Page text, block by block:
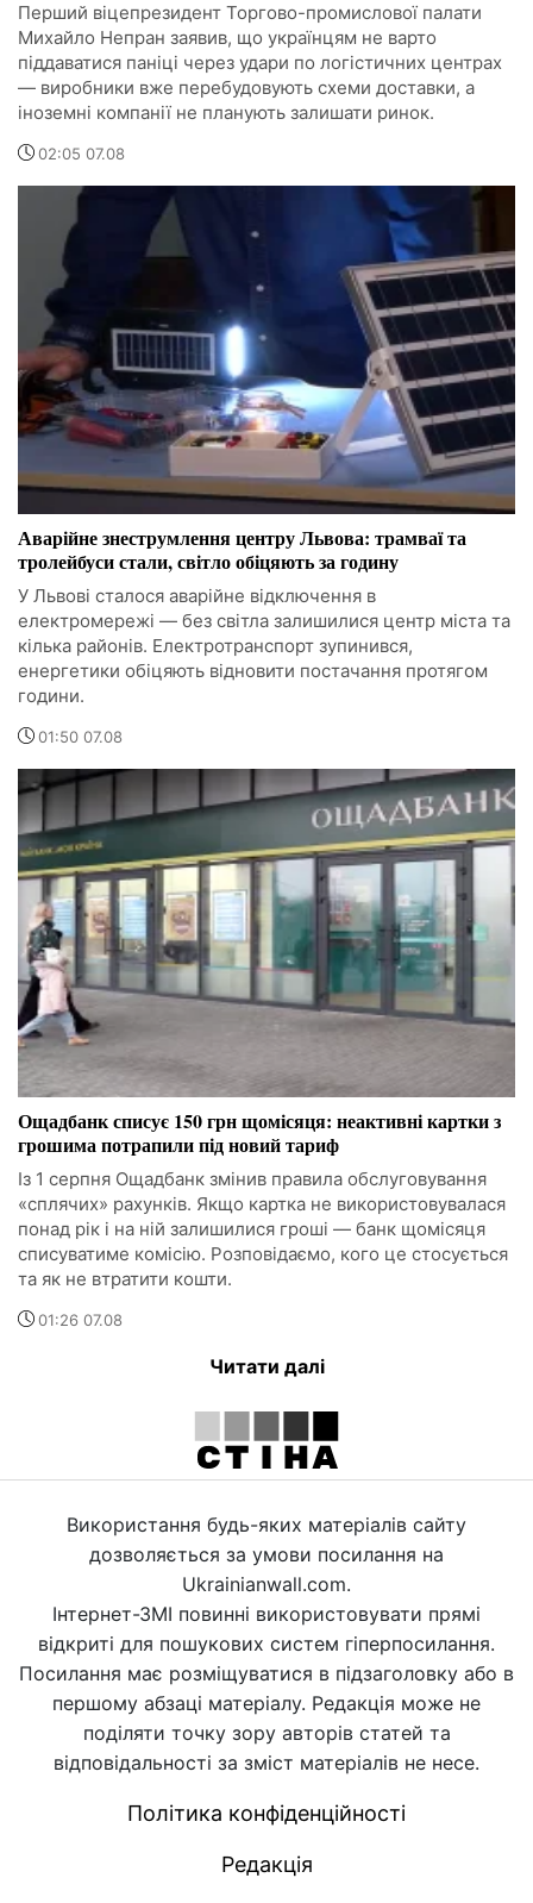
Перший віцепрезидент Торгово-промислової палати
Михайло Непран заявив, що українцям не варто
піддаватися паніці через удари по логістичних центрах
— виробники вже перебудовують схеми доставки, а
іноземні компанії не планують залишати ринок.
02:05 07.08
Аварійне знеструмлення центру Львова: трамваї та
тролейбуси стали, світло обіцяють за годину
У Львові сталося аварійне відключення в
електромережі — без світла залишилися центр міста та
кілька районів. Електротранспорт зупинився,
енергетики обіцяють відновити постачання протягом
години.
01:50 07.08
Ощадбанк списує 150 грн щомісяця: неактивні картки з
грошима потрапили під новий тариф
Із 1 серпня Ощадбанк змінив правила обслуговування
«сплячих» рахунків. Якщо картка не використовувалася
понад рік і на ній залишилися гроші — банк щомісяця
списуватиме комісію. Розповідаємо, кого це стосується
та як не втратити кошти.
01:26 07.08
Читати далі
Використання будь-яких матеріалів сайту
дозволяється за умови посилання на
Ukrainianwall.com.
Інтернет-ЗМІ повинні використовувати прямі
відкриті для пошукових систем гіперпосилання.
Посилання має розміщуватися в підзаголовку або в
першому абзаці матеріалу. Редакція може не
поділяти точку зору авторів статей та
відповідальності за зміст матеріалів не несе.
Політика конфіденційності
Редакція